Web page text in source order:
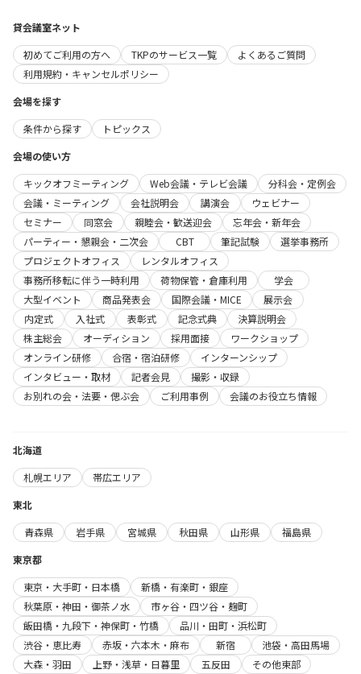
貸会議室ネット
初めてご利用の方へ
TKPのサービス一覧
よくあるご質問
利用規約・キャンセルポリシー
会場を探す
条件から探す
トピックス
会場の使い方
キックオフミーティング
Web会議・テレビ会議
分科会・定例会
会議・ミーティング
会社説明会 講演会
ウェビナー
セミナー
同窓会 親睦会・歓送迎会
忘年会・新年会
パーティー・懇親会・二次会
CBT 筆記試験
選挙事務所
プロジェクトオフィス
レンタルオフィス
事務所移転に伴う一時利用
荷物保管・倉庫利用
学会
大型イベント
商品発表会 国際会議・MICE
展示会
内定式
入社式 表彰式 記念式典
決算説明会
株主総会
オーディション 採用面接
ワークショップ
オンライン研修
合宿・宿泊研修
インターンシップ
インタビュー・取材
記者会見
撮影・収録
お別れの会・法要・偲ぶ会
ご利用事例 会議のお役立ち情報
北海道
札幌エリア
帯広エリア
東北
青森県
岩手県 宮城県 秋田県 山形県
福島県
東京都
東京・大手町・日本橋
新橋・有楽町・銀座
秋葉原・神田・御茶ノ水
市ヶ谷・四ツ谷・麹町
飯田橋・九段下・神保町・竹橋
品川・田町・浜松町
渋谷・恵比寿
赤坂・六本木・麻布 新宿
池袋・高田馬場
大森・羽田
上野・浅草・日暮里 五反田
その他東部